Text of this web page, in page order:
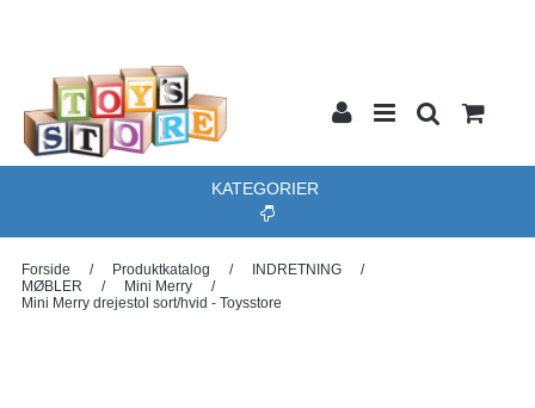
KATEGORIER
Forside / Produktkatalog / INDRETNING
/
MØBLER
/ Mini Merry
/
Mini Merry drejestol sort/hvid - Toysstore